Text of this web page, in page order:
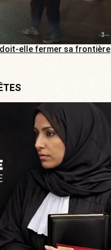
doit-elle fermer sa frontière